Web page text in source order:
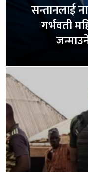
सन्तानलाई
गर्भवती